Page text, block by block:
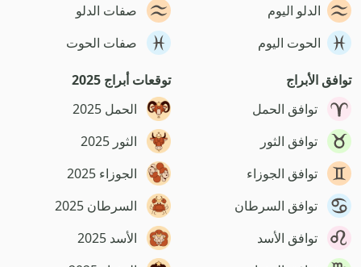
الدلو اليوم
الحوت اليوم
صفات الدلو
صفات الحوت
توافق الأبراج
توافق الحمل
توافق الثور
توافق الجوزاء
توافق السرطان
توافق الأسد
توقعات أبراج 2025
الحمل 2025
الثور 2025
الجوزاء 2025
السرطان 2025
الأسد 2025